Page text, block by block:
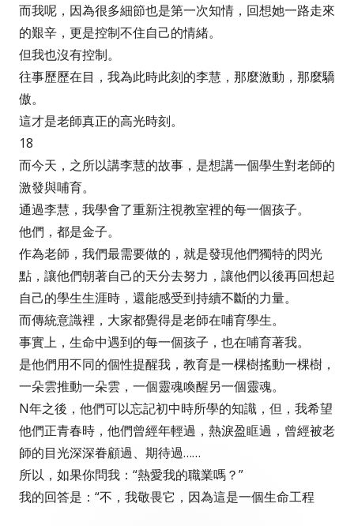
而我呢，因為很多細節也是第一次知情，回想她一路走來
的艱辛，更是控制不住自己的情緒。
但我也沒有控制。
往事歷歷在目，我為此時此刻的李慧，那麼激動，那麼驕
傲。
這才是老師真正的高光時刻。
18
而今天，之所以講李慧的故事，是想講一個學生對老師的
激發與哺育。
通過李慧，我學會了重新注視教室裡的每一個孩子。
他們，都是金子。
作為老師，我們最需要做的，就是發現他們獨特的閃光
點，讓他們朝著自己的天分去努力，讓他們以後再回想起
自己的學生生涯時，還能感受到持續不斷的力量。
而傳統意識裡，大家都覺得是老師在哺育學生。
事實上，生命中遇到的每一個孩子，也在哺育著我。
是他們用不同的個性提醒我，教育是一棵樹搖動一棵樹，
一朵雲推動一朵雲，一個靈魂喚醒另一個靈魂。
N年之後，他們可以忘記初中時所學的知識，但，我希望
他們正青春時，他們曾經年輕過，熱淚盈眶過，曾經被老
師的目光深深眷顧過、期待過……
所以，如果你問我：“熱愛我的職業嗎？”
我的回答是：“不，我敬畏它，因為這是一個生命工程